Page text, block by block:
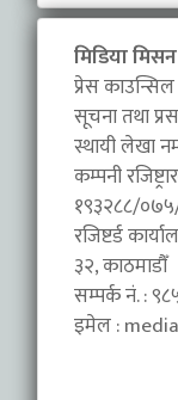
मिडिया मिसन
प्रेस
सूचना तथा
स्थायी लेखा
कम्पनी
१९३२८८/
रजिष्टर्ड
३२, काठमाडौँ
सम्पर्क नं. :
इमेल :